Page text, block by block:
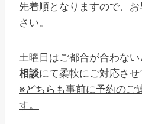
先着順となりますので、
さい。
土曜日はご都合が合わない
相談にて柔軟にご対応させ
※どちらも事前に予約のご
す。